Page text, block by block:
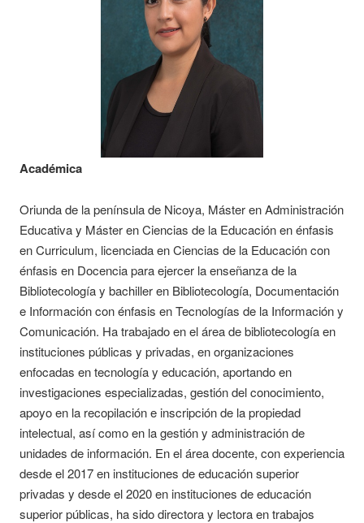
Académica
Oriunda de la península de Nicoya, Máster en Administración
Educativa y Máster en Ciencias de la Educación en énfasis
en Curriculum, licenciada en Ciencias de la Educación con
énfasis en Docencia para ejercer la enseñanza de la
Bibliotecología y bachiller en Bibliotecología, Documentación
e Información con énfasis en Tecnologías de la Información y
Comunicación. Ha trabajado en el área de bibliotecología en
instituciones públicas y privadas, en organizaciones
enfocadas en tecnología y educación, aportando en
investigaciones especializadas, gestión del conocimiento,
apoyo en la recopilación e inscripción de la propiedad
intelectual, así como en la gestión y administración de
unidades de información. En el área docente, con experiencia
desde el 2017 en instituciones de educación superior
privadas y desde el 2020 en instituciones de educación
superior públicas, ha sido directora y lectora en trabajos